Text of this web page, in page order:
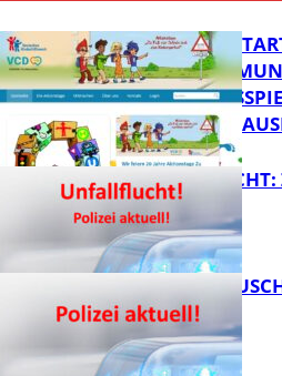
ZUM
PFALZ:
SCHULWEGE
UNFALLFLUCHT: